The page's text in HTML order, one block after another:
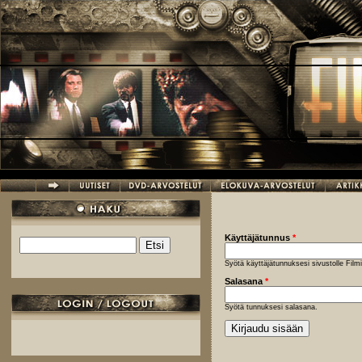
Hyppää pääsisältöön
Hakulomake
Käyttäjätunnus *
Syötä käyttäjätunnuksesi sivustolle
Salasana *
Syötä tunnuksesi salasana.